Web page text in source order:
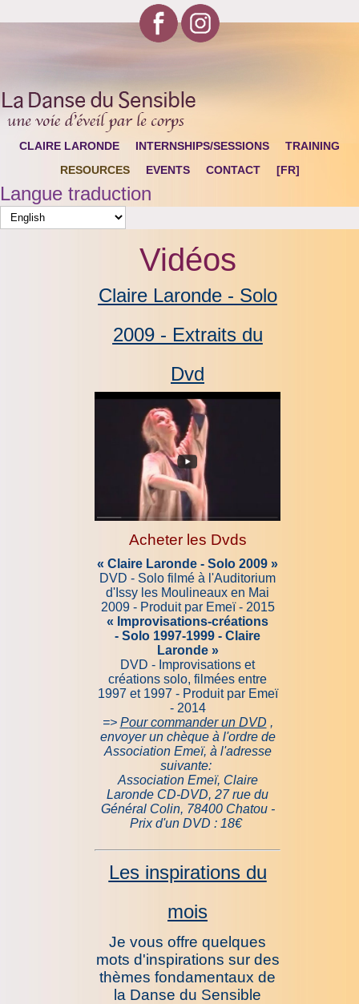
CLAIRE LARONDE INTERNSHIPS/SESSIONS
TRAINING
RESOURCES
EVENTS CONTACT [FR]
Langue traduction
Vidéos
Claire Laronde - Solo
2009 - Extraits du
Dvd
Acheter les Dvds
« Claire Laronde - Solo 2009 »
DVD - Solo filmé à l'Auditorium
d'Issy les Moulineaux en Mai
2009 - Produit par Emeï - 2015
« Improvisations-créations
- Solo 1997-1999 - Claire
Laronde »
DVD - Improvisations et
créations solo, filmées entre
1997 et 1997 - Produit par Emeï
- 2014
=> Pour commander un DVD ,
envoyer un chèque à l'ordre de
Association Emeï, à l'adresse
suivante:
Association Emeï, Claire
Laronde CD-DVD, 27 rue du
Général Colin, 78400 Chatou -
Prix d'un DVD : 18€
Les inspirations du
mois
Je vous offre quelques
mots d'inspirations sur des
thèmes fondamentaux de
la Danse du Sensible